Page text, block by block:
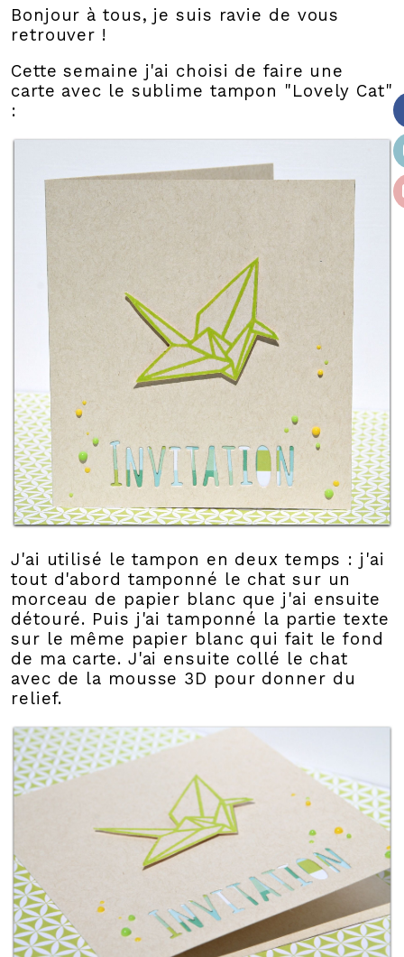
Bonjour à tous, je suis ravie de vous
retrouver !
Cette semaine j'ai choisi de faire une
carte avec le sublime tampon "Lovely Cat"
:
J'ai utilisé le tampon en deux temps : j'ai
tout d'abord tamponné le chat sur un
morceau de papier blanc que j'ai ensuite
détouré. Puis j'ai tamponné la partie texte
sur le même papier blanc qui fait le fond
de ma carte. J'ai ensuite collé le chat
avec de la mousse 3D pour donner du
relief.